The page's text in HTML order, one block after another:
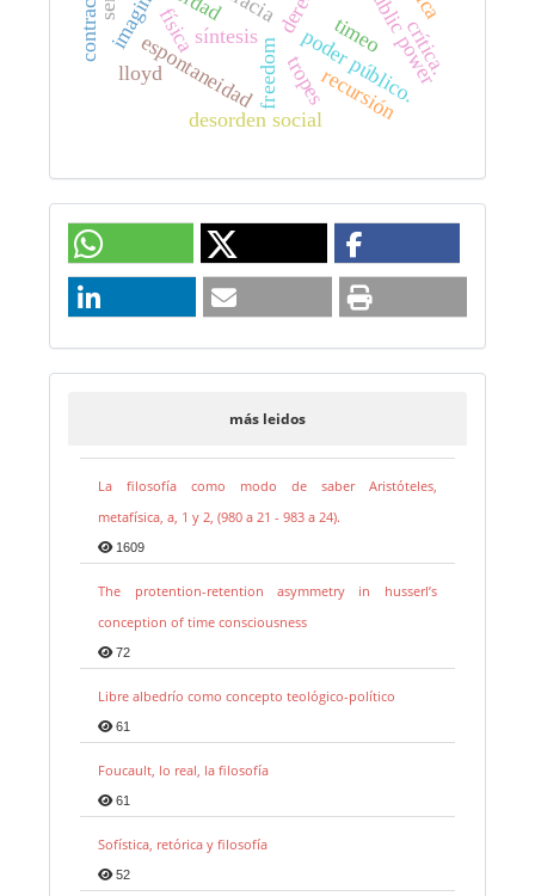
freedom poder público.
public power
espontaneidad
síntesis
lloyd
desorden social
timeo
física
tropesrecursión
crítica.
más leidos
La filosofía como modo de saber Aristóteles,
metafísica, a, 1 y 2, (980 a 21 - 983 a 24).
1609
The protention-retention asymmetry in husserl’s
conception of time consciousness
72
Libre albedrío como concepto teológico-político
61
Foucault, lo real, la filosofía
61
Sofística, retórica y filosofía
52